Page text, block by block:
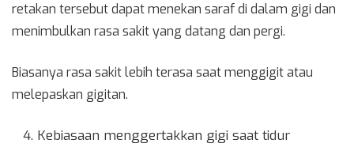
retakan tersebut dapat menekan saraf di dalam gigi dan
menimbulkan rasa sakit yang datang dan pergi.
Biasanya rasa sakit lebih terasa saat menggigit atau
melepaskan gigitan.
Kebiasaan menggertakkan gigi saat tidur